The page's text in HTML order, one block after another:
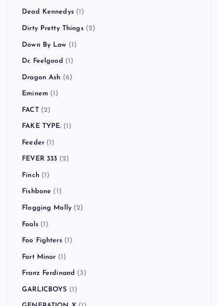
Dead Kennedys(1)
Dirty Pretty Things(2)
Down By Law (1)
Dr. Feelgood (1)
Dragon Ash (6)
Eminem (1)
FACT(2)
FAKE TYPE. (1)
Feeder(1)
FEVER 333 (2)
Finch (1)
Fishbone (1)
Flogging Molly (2)
Foals(1)
Foo Fighters(1)
Fort Minor (1)
Franz Ferdinand (3)
GARLICBOYS (1)